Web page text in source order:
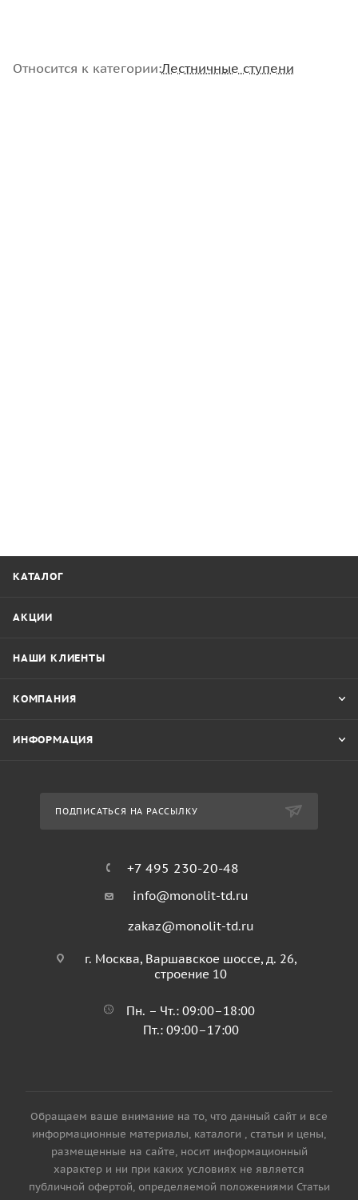
Относится к категории:Лестничные ступени
КАТАЛОГ
АКЦИИ
НАШИ КЛИЕНТЫ
КОМПАНИЯ
ИНФОРМАЦИЯ
ПОДПИСАТЬСЯ НА РАССЫЛКУ
+7 495 230-20-48
info@monolit-td.ru
zakaz@monolit-td.ru
г. Москва, Варшавское шоссе, д. 26,
строение 10
Пн. – Чт.: 09:00–18:00
Пт.: 09:00–17:00
Обращаем ваше внимание на то, что данный сайт и все
информационные материалы, каталоги , статьи и цены,
размещенные на сайте, носит информационный
характер и ни при каких условиях не является
публичной офертой, определяемой положениями Статьи